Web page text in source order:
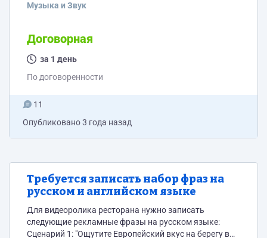
оборудованными апартаментами, готовыми для
сверхбонус - великолепный вид с балкона на море,
горы и город! Предложение ограничено: цены
начинаются всего от 50 лари за сутки и от 250
Музыка и Звук
Договорная
за 1 день
По договоренности
11
Опубликовано3 года назад
Требуется записать набор фраз на
русском и английском языке
Для видеоролика ресторана нужно записать
следующие рекламные фразы на русском языке:
Сценарий 1: "Ощутите Европейский вкус на берегу в